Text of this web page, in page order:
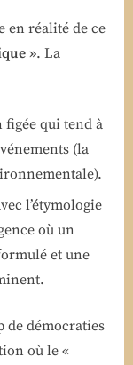
en réalité de ce
». La
qui tend à
(la
l’étymologie
où un
et une
de démocraties
où le «